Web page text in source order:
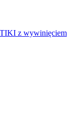
z wywinięciem